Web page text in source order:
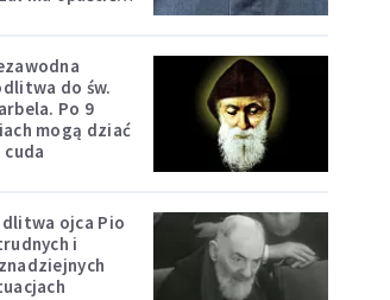
do św.
Po 9
mogą dziać
cuda
ojca Pio
i